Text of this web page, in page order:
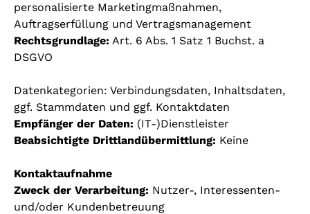
personalisierte Marketingmaßnahmen,
Auftragserfüllung und Vertragsmanagement
Rechtsgrundlage: Art. 6 Abs. 1 Satz 1 Buchst. a
DSGVO
Datenkategorien: Verbindungsdaten, Inhaltsdaten,
ggf. Stammdaten und ggf. Kontaktdaten
Empfänger der Daten: (IT-)Dienstleister
Beabsichtigte Drittlandübermittlung: Keine
Kontaktaufnahme
Zweck der Verarbeitung: Nutzer-, Interessenten-
und/oder Kundenbetreuung